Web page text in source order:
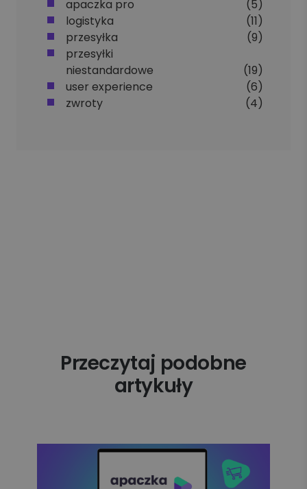
apaczka pro
(5)
logistyka
(11)
przesyłka
(9)
przesyłki
niestandardowe
(19)
user experience
(6)
zwroty
(4)
Przeczytaj podobne
artykuły